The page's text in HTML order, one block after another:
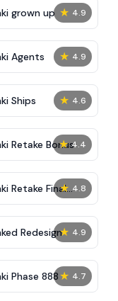
★ 4.9
grown up
★ 4.9
Agents
★ 4.6
Ships
★ 4.4
Retake Bonus
★ 4.8
Retake Final
★ 4.9
Redesign
★ 4.7
Phase 888